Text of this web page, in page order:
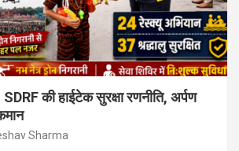
की हाईटेक सुरक्षा रणनीति, अर्पण
Sharma